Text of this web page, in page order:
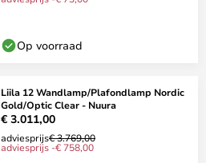
Op voorraad
Liila 12 Wandlamp/Plafondlamp Nordic
Gold/Optic Clear - Nuura
€ 3.011,00
adviesprijs€ 3.769,00
adviesprijs -€ 758,00